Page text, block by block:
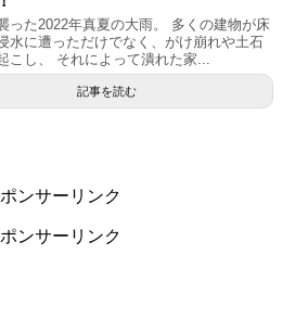
った2022年真夏の大雨。 多くの建物が床
水に遭っただけでなく、がけ崩れや土石
こし、 それによって潰れた家...
記事を読む
ンサーリンク
ンサーリンク